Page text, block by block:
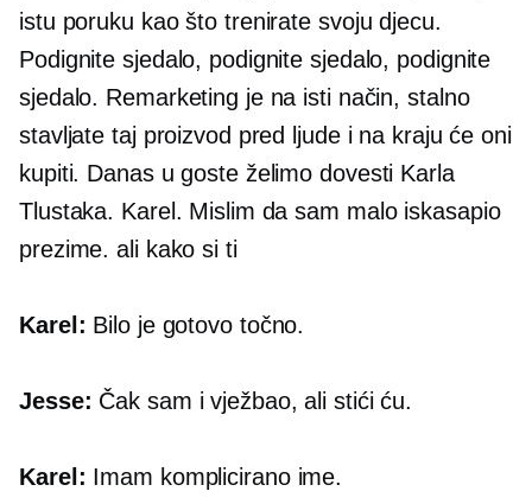
istu poruku kao što trenirate svoju djecu.
Podignite sjedalo, podignite sjedalo, podignite
sjedalo. Remarketing je na isti način, stalno
stavljate taj proizvod pred ljude i na kraju će oni
kupiti. Danas u goste želimo dovesti Karla
Tlustaka. Karel. Mislim da sam malo iskasapio
prezime. ali kako si ti
Karel: Bilo je gotovo točno.
Jesse: Čak sam i vježbao, ali stići ću.
Karel: Imam komplicirano ime.